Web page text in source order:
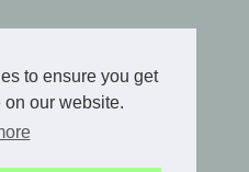
to ensure you get
our website.